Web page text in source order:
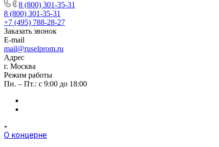
8 (800) 301-35-31
8 (800) 301-35-31
+7 (495) 788-28-27
Заказать звонок
E-mail
mail@ruselprom.ru
Адрес
г. Москва
Режим работы
Пн. – Пт.: с 9:00 до 18:00
О концерне